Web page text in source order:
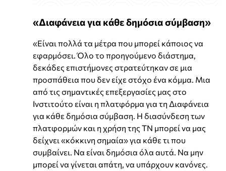
«Διαφάνεια για κάθε δημόσια σύμβαση»
«Είναι πολλά τα μέτρα που μπορεί κάποιος να
εφαρμόσει. Όλο το προηγούμενο διάστημα,
δεκάδες επιστήμονες στρατεύτηκαν σε μια
προσπάθεια που δεν είχε στόχο ένα κόμμα. Μια
από τις σημαντικές επεξεργασίες μας στο
Ινστιτούτο είναι η πλατφόρμα για τη Διαφάνεια
για κάθε δημόσια σύμβαση. Η διασύνδεση των
πλατφορμών και η χρήση της ΤΝ μπορεί να μας
δείχνει «κόκκινη σημαία» για κάθε τι που
συμβαίνει. Να είναι δημόσια όλα αυτά. Να μην
μπορεί να γίνεται απάτη, να υπάρχουν κανόνες.